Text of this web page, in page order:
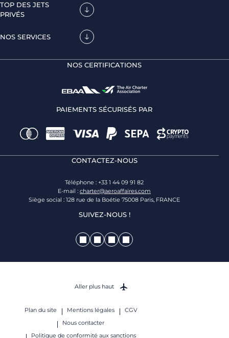
TOP DES JETS
PRIVÉS
NOS SERVICES
NOS CERTIFICATIONS
PAIEMENTS SÉCURISÉS PAR
CONTACTEZ-NOUS
Téléphone : +33 1 44 09 91 82
E-mail : charter@aeroaffaires.com
Siège social : 128 rue de la Boétie 75008 Paris, FRANCE
SUIVEZ-NOUS !
Plan du site Mentions légales
CGV
Nous contacter
Politique de conformité aux sanctions
Aller plus haut